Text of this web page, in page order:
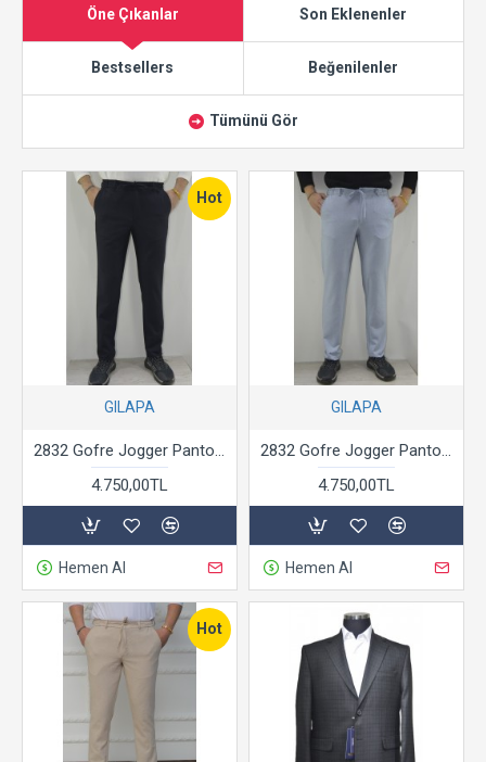
Öne Çıkanlar Son Eklenenler
Bestsellers Beğenilenler
Tümünü Gör
Hot
GILAPA
2832 Gofre Jogger Pantolon Lacivert
4.750,00TL
Hemen Al
GILAPA
2832 Gofre Jogger Pantolon Mavi
4.750,00TL
Hemen Al
Hot